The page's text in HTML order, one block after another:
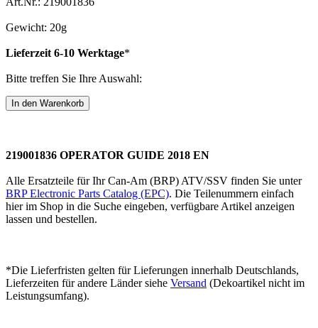
Gewicht: 20g
Lieferzeit 6-10 Werktage*
Bitte treffen Sie Ihre Auswahl:
219001836 OPERATOR GUIDE 2018 EN
Alle Ersatzteile für Ihr Can-Am (BRP) ATV/SSV finden Sie unter
BRP Electronic Parts Catalog (EPC). Die Teilenummern einfach
hier im Shop in die Suche eingeben, verfügbare Artikel anzeigen
lassen und bestellen.
*Die Lieferfristen gelten für Lieferungen innerhalb Deutschlands,
Lieferzeiten für andere Länder siehe Versand (Dekoartikel nicht im
Leistungsumfang).